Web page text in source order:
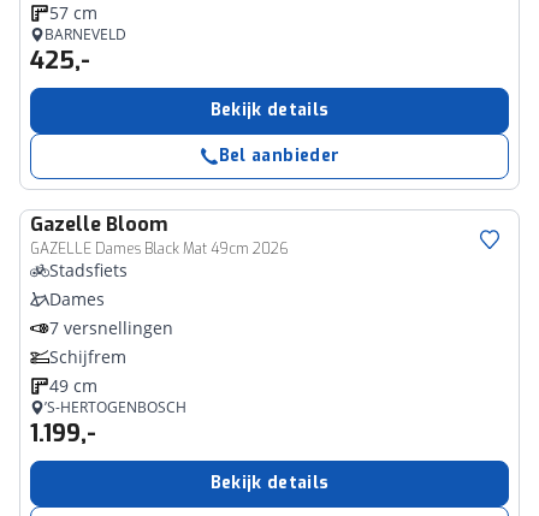
57 cm
BARNEVELD
425,-
Bekijk details
Bel aanbieder
Gazelle Bloom
GAZELLE Dames Black Mat 49cm 2026
Stadsfiets
Dames
7 versnellingen
Schijfrem
49 cm
’S-HERTOGENBOSCH
1.199,-
Bekijk details